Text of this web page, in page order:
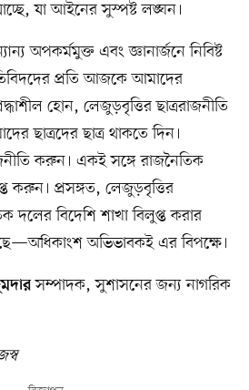
যা আইনের সুস্পষ্ট লঙ্ঘন।
অপকর্মমুক্ত এবং জ্ঞানার্জনে নিবিষ্ট
প্রতি আজকে আমাদের
হোন, লেজুড়বৃত্তির ছাত্ররাজনীতি
ছাত্রদের ছাত্র থাকতে দিন।
করুন। একই সঙ্গে রাজনৈতিক
করুন। প্রসঙ্গত, লেজুড়বৃত্তির
দলের বিদেশি শাখা বিলুপ্ত করার
অভিভাবকই এর বিপক্ষে।
সম্পাদক, সুশাসনের জন্য নাগরিক